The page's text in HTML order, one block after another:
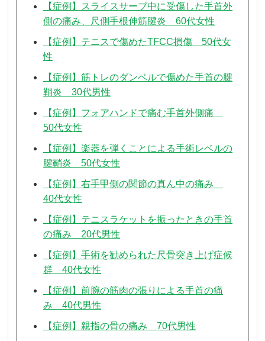
【症例】スライスサーブ中に受傷した手首外
側の痛み、尺側手根伸筋腱炎 60代女性
【症例】テニスで傷めたTFCC損傷 50代女
性
【症例】筋トレのダンベルで傷めた手首の腱
鞘炎 30代男性
【症例】フォアハンドで痛む手首外側痛
50代女性
【症例】楽器を弾くことによる手術レベルの
腱鞘炎 50代女性
【症例】右手甲側の関節の真ん中の痛み
40代女性
【症例】テニスラケットを振ったときの手首
の痛み 20代男性
【症例】手術を勧められた尺骨突き上げ症候
群 40代女性
【症例】前腕の筋肉の張りによる手首の痛
み 40代男性
【症例】親指の骨の痛み 70代男性